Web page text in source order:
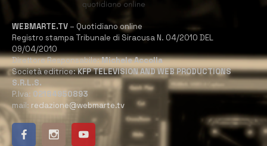
WEBMARTE.TV – Quotidiano online
Registro stampa Tribunale di Siracusa N. 04/2010 DEL
09/04/2010
Direttore Responsabile:Michele Accolla
Società editrice:KFP TELEVISION AND WEB PRODUCTIONS
S.R.L.S.
P.Iva: 02184950893
mail: redazione@webmarte.tv